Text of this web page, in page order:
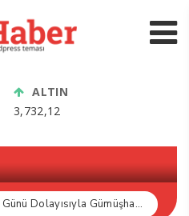
ALTIN
3,732,12
Bölgenin En Modern Tesisi Kelkit’te Açıldı: Üreticiye Büyük Müjde!